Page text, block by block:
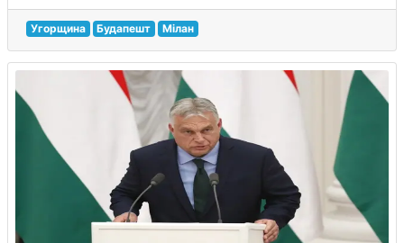
Угорщина Будапешт Мілан